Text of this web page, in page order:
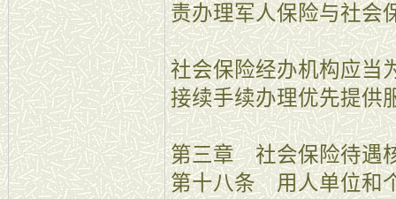
责办理军人保险与社会
社会保险经办机构应当
接续手续办理优先提供
第三章 社会保险待遇
第十八条 用人单位和